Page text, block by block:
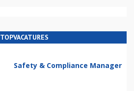
TOPVACATURES
Safety & Compliance Manager